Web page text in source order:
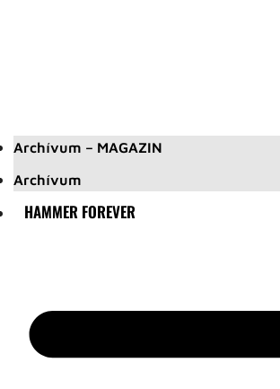
Archívum – MAGAZIN
Archívum
HAMMER FOREVER